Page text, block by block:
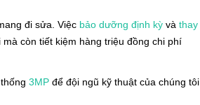
đi sửa. Việc bảo dưỡng định kỳ và thay
còn tiết kiệm hàng triệu đồng chi phí
3MP để đội ngũ kỹ thuật của chúng tôi